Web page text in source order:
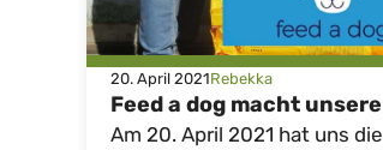
20. April 2021Rebekka
Feed a dog macht
Am 20. April 2021 hat uns